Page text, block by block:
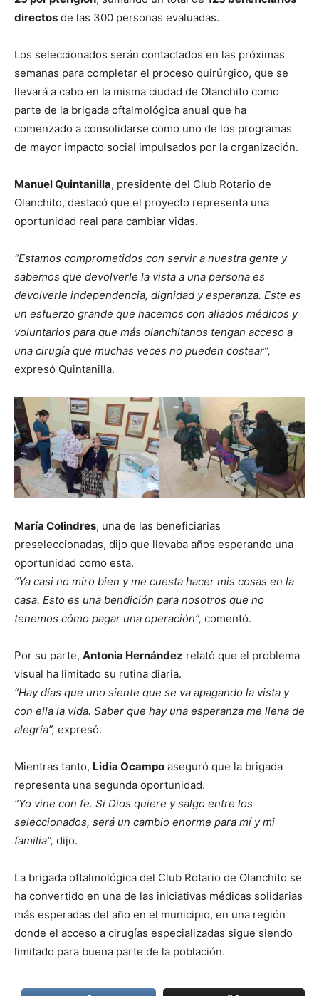
directos de las 300 personas evaluadas.
Los seleccionados serán contactados en las próximas
semanas para completar el proceso quirúrgico, que se
llevará a cabo en la misma ciudad de Olanchito como
parte de la brigada oftalmológica anual que ha
comenzado a consolidarse como uno de los programas
de mayor impacto social impulsados por la organización.
Manuel Quintanilla, presidente del Club Rotario de
Olanchito, destacó que el proyecto representa una
oportunidad real para cambiar vidas.
“Estamos comprometidos con servir a nuestra gente y
sabemos que devolverle la vista a una persona es
devolverle independencia, dignidad y esperanza. Este es
un esfuerzo grande que hacemos con aliados médicos y
voluntarios para que más olanchitanos tengan acceso a
una cirugía que muchas veces no pueden costear”,
expresó Quintanilla.
María Colindres, una de las beneficiarias
preseleccionadas, dijo que llevaba años esperando una
oportunidad como esta.
“Ya casi no miro bien y me cuesta hacer mis cosas en la
casa. Esto es una bendición para nosotros que no
tenemos cómo pagar una operación”, comentó.
Por su parte, Antonia Hernández relató que el problema
visual ha limitado su rutina diaria.
“Hay días que uno siente que se va apagando la vista y
con ella la vida. Saber que hay una esperanza me llena de
alegría”, expresó.
Mientras tanto, Lidia Ocampo aseguró que la brigada
representa una segunda oportunidad.
“Yo vine con fe. Si Dios quiere y salgo entre los
seleccionados, será un cambio enorme para mí y mi
familia”, dijo.
La brigada oftalmológica del Club Rotario de Olanchito se
ha convertido en una de las iniciativas médicas solidarias
más esperadas del año en el municipio, en una región
donde el acceso a cirugías especializadas sigue siendo
limitado para buena parte de la población.